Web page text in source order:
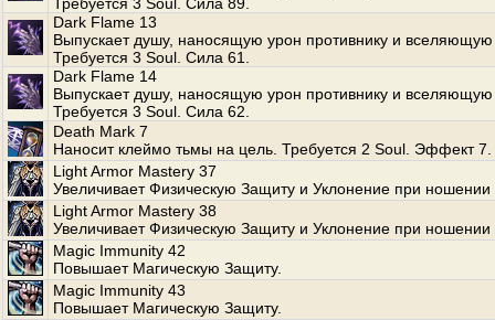
Dark Flame 13
Выпускает душу, наносящую урон противнику и вселяющую
Требуется 3 Soul. Сила 61.
Dark Flame 14
Выпускает душу, наносящую урон противнику и вселяющую
Требуется 3 Soul. Сила 62.
Death Mark 7
Наносит клеймо тьмы на цель. Требуется 2 Soul. Эффект 7.
Light Armor Mastery 37
Увеличивает Физическую Защиту и Уклонение при ношении
Light Armor Mastery 38
Увеличивает Физическую Защиту и Уклонение при ношении
Magic Immunity 42
Повышает Магическую Защиту.
Magic Immunity 43
Повышает Магическую Защиту.